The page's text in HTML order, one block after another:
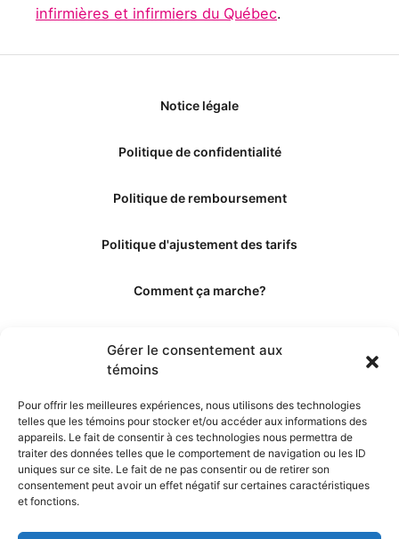
Gérer le consentement aux
témoins
Pour offrir les meilleures expériences, nous utilisons des technologies
telles que les témoins pour stocker et/ou accéder aux informations des
appareils. Le fait de consentir à ces technologies nous permettra de
traiter des données telles que le comportement de navigation ou les ID
uniques sur ce site. Le fait de ne pas consentir ou de retirer son
consentement peut avoir un effet négatif sur certaines caractéristiques
et fonctions.
infirmières et infirmiers du Québec.
Notice légale
Politique de confidentialité
Politique de remboursement
Politique d'ajustement des tarifs
Comment ça marche?
Les éditeurs
Les experts et collaborateurs